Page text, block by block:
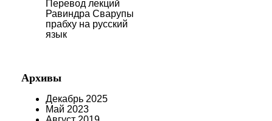
Перевод лекций
Равиндра Сварупы
прабху на русский
язык
Архивы
Декабрь 2025
Май 2023